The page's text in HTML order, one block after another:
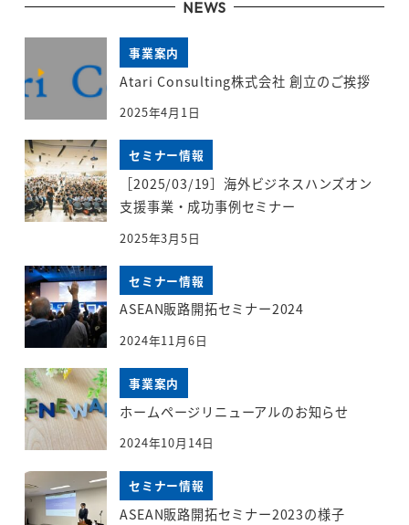
NEWS
事業案内
Atari Consulting株式会社 創立のご挨拶
2025年4月1日
セミナー情報
［2025/03/19］海外ビジネスハンズオン
支援事業・成功事例セミナー
2025年3月5日
セミナー情報
ASEAN販路開拓セミナー2024
2024年11月6日
事業案内
ホームページリニューアルのお知らせ
2024年10月14日
セミナー情報
ASEAN販路開拓セミナー2023の様子